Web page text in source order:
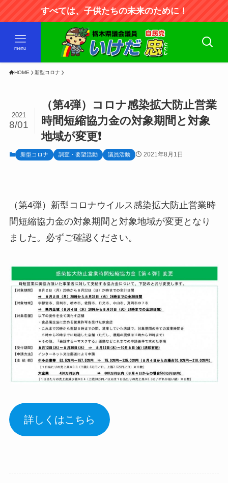
すべては、子供たちの未来のために！
menu
HOME 新型コロナ
（第4弾）コロナ感染拡大防止営業
時間短縮協力金の対象期間と対象
地域が変更❗
2021
8/01
新型コロナ 調査・要望活動 議員活動 2021年8月1日
（第4弾）新型コロナウイルス感染拡大防止営業時
間短縮協力金の対象期間と対象地域が変更となり
ました。必ずご確認ください。
詳しくはこちら